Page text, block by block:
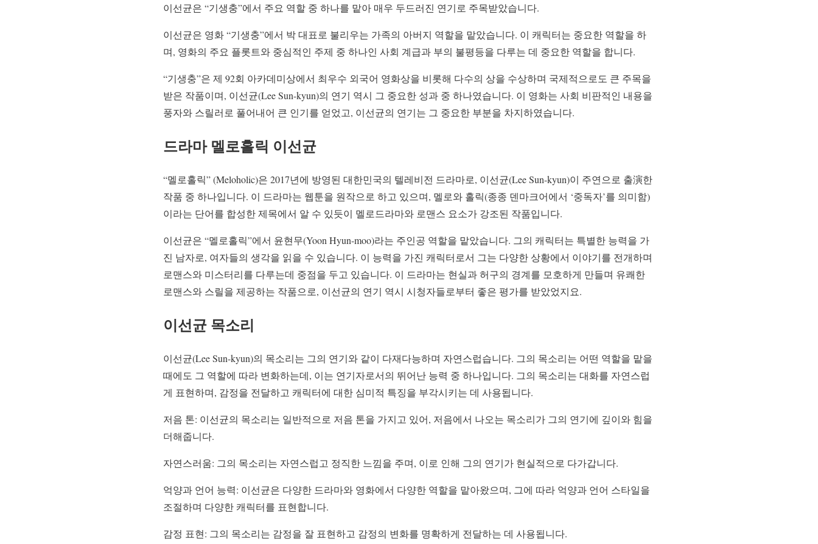
이선균은 “기생충”에서 주요 역할 중 하나를 맡아 매우 두드러진 연기로 주목받았습니다.
이선균은 영화 “기생충”에서 박 대표로 불리우는 가족의 아버지 역할을 맡았습니다. 이 캐릭터는 중요한 역할을 하
며, 영화의 주요 플롯트와 중심적인 주제 중 하나인 사회 계급과 부의 불평등을 다루는 데 중요한 역할을 합니다.
“기생충”은 제 92회 아카데미상에서 최우수 외국어 영화상을 비롯해 다수의 상을 수상하며 국제적으로도 큰 주목을
받은 작품이며, 이선균(Lee Sun-kyun)의 연기 역시 그 중요한 성과 중 하나였습니다. 이 영화는 사회 비판적인 내용을
풍자와 스릴러로 풀어내어 큰 인기를 얻었고, 이선균의 연기는 그 중요한 부분을 차지하였습니다.
드라마 멜로홀릭 이선균
“멜로홀릭” (Meloholic)은 2017년에 방영된 대한민국의 텔레비전 드라마로, 이선균(Lee Sun-kyun)이 주연으로 출演한
작품 중 하나입니다. 이 드라마는 웹툰을 원작으로 하고 있으며, 멜로와 홀릭(종종 덴마크어에서 ‘중독자’를 의미함)
이라는 단어를 합성한 제목에서 알 수 있듯이 멜로드라마와 로맨스 요소가 강조된 작품입니다.
이선균은 “멜로홀릭”에서 윤현무(Yoon Hyun-moo)라는 주인공 역할을 맡았습니다. 그의 캐릭터는 특별한 능력을 가
진 남자로, 여자들의 생각을 읽을 수 있습니다. 이 능력을 가진 캐릭터로서 그는 다양한 상황에서 이야기를 전개하며
로맨스와 미스터리를 다루는데 중점을 두고 있습니다. 이 드라마는 현실과 허구의 경계를 모호하게 만들며 유쾌한
로맨스와 스릴을 제공하는 작품으로, 이선균의 연기 역시 시청자들로부터 좋은 평가를 받았었지요.
이선균 목소리
이선균(Lee Sun-kyun)의 목소리는 그의 연기와 같이 다재다능하며 자연스럽습니다. 그의 목소리는 어떤 역할을 맡을
때에도 그 역할에 따라 변화하는데, 이는 연기자로서의 뛰어난 능력 중 하나입니다. 그의 목소리는 대화를 자연스럽
게 표현하며, 감정을 전달하고 캐릭터에 대한 심미적 특징을 부각시키는 데 사용됩니다.
저음 톤: 이선균의 목소리는 일반적으로 저음 톤을 가지고 있어, 저음에서 나오는 목소리가 그의 연기에 깊이와 힘을
더해줍니다.
자연스러움: 그의 목소리는 자연스럽고 정직한 느낌을 주며, 이로 인해 그의 연기가 현실적으로 다가갑니다.
억양과 언어 능력: 이선균은 다양한 드라마와 영화에서 다양한 역할을 맡아왔으며, 그에 따라 억양과 언어 스타일을
조절하며 다양한 캐릭터를 표현합니다.
감정 표현: 그의 목소리는 감정을 잘 표현하고 감정의 변화를 명확하게 전달하는 데 사용됩니다.